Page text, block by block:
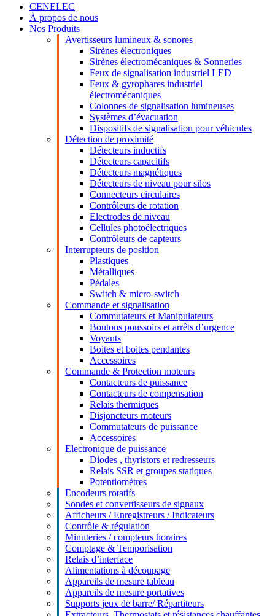
CENELEC
À propos de nous
Nos Produits
Avertisseurs lumineux & sonores
Sirènes électroniques
Sirènes électromécaniques & Sonneries
Feux de signalisation industriel LED
Feux & gyrophares industriel
électromécaniques
Colonnes de signalisation lumineuses
Systèmes d’évacuation
Dispositifs de signalisation pour véhicules
Détection de proximité
Détecteurs inductifs
Détecteurs capacitifs
Détecteurs magnétiques
Détecteurs de niveau pour silos
Connecteurs circulaires
Contrôleurs de rotation
Electrodes de niveau
Cellules photoélectriques
Contrôleurs de capteurs
Interrupteurs de position
Plastiques
Métalliques
Pédales
Switch & micro-switch
Commande et signalisation
Commutateurs et Manipulateurs
Boutons poussoirs et arrêts d’urgence
Voyants
Boites et boites pendantes
Accessoires
Commande & Protection moteurs
Contacteurs de puissance
Contacteurs de compensation
Relais thermiques
Disjoncteurs moteurs
Commutateurs de puissance
Accessoires
Electronique de puissance
Diodes , thyristors et redresseurs
Relais SSR et groupes statiques
Potentiomètres
Encodeurs rotatifs
Sondes et convertisseurs de signaux
Afficheurs / Enregistreurs / Indicateurs
Contrôle & régulation
Minuteries / compteurs horaires
Comptage & Temporisation
Relais d’interface
Alimentations à découpage
Appareils de mesure tableau
Appareils de mesure portatives
Supports jeux de barre/ Répartiteurs